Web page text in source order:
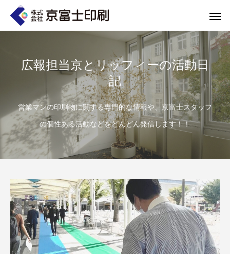
エコ製品
京富士印刷はクライアントのSDGsを支援し、CSR･環境保護製品のご提
案をしています。
印刷物のちょっと深い〜話 WELCOME
第84話 神社だけじゃない！イベントやカ
フェで大好評「水みくじ」の仕組みと製作
ポイント
2026.08.01
第83話 思わず触れ
殊印刷「発泡シル
刷」で差別化する方
2026.07.01
広報担当京とリッフィーの活動日
記
営業マンの印刷物に関する専門的な情報や、京富士スタッフ
の個性ある活動などをどんどん発信します！！